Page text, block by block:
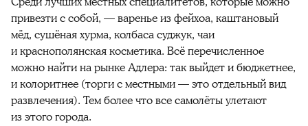
привезти с собой, — варенье из фейхоа, каштановый
мёд, сушёная хурма, колбаса суджук, чаи
и краснополянская косметика. Всё перечисленное
можно найти на рынке Адлера: так выйдет и бюджетнее,
и колоритнее (торги с местными — это отдельный вид
развлечения). Тем более что все самолёты улетают
из этого города.